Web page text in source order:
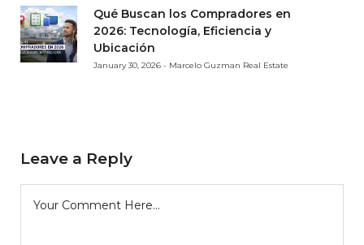
Qué Buscan los Compradores en
2026: Tecnología, Eficiencia y
Ubicación
January 30, 2026 - Marcelo Guzman Real Estate
Leave a Reply